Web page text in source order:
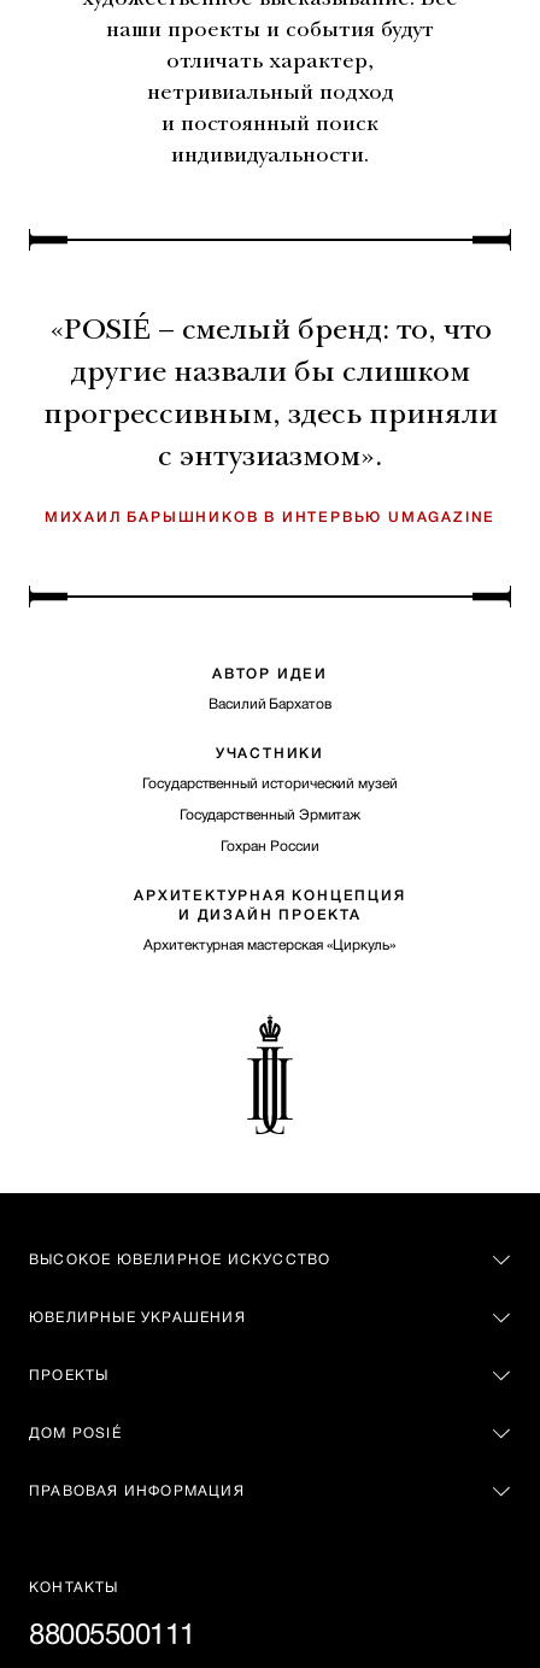
наши проекты и события будут
отличать характер,
нетривиальный подход
и постоянный поиск
индивидуальности.
«POSIÉ – смелый бренд: то, что
другие назвали бы слишком
прогрессивным, здесь приняли
с энтузиазмом».
МИХАИЛ БАРЫШНИКОВ В ИНТЕРВЬЮ UMAGAZINE
АВТОР ИДЕИ
Василий Бархатов
УЧАСТНИКИ
Государственный исторический музей
Государственный Эрмитаж
Гохран России
АРХИТЕКТУРНАЯ КОНЦЕПЦИЯ
И ДИЗАЙН ПРОЕКТА
Архитектурная мастерская «Циркуль»
ВЫСОКОЕ ЮВЕЛИРНОЕ ИСКУССТВО
ЮВЕЛИРНЫЕ УКРАШЕНИЯ
ПРОЕКТЫ
ДОМ POSIÉ
ПРАВОВАЯ ИНФОРМАЦИЯ
КОНТАКТЫ
88005500111